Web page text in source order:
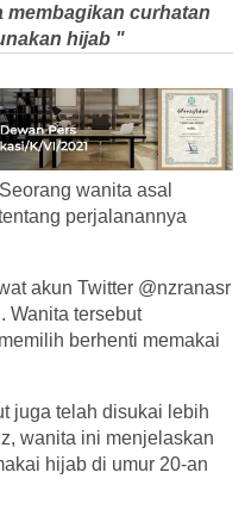
membagikan curhatan
hijab "
wanita asal
perjalanannya
akun Twitter @nzranasr
Wanita tersebut
berhenti memakai
juga telah disukai lebih
wanita ini menjelaskan
hijab di umur 20-an